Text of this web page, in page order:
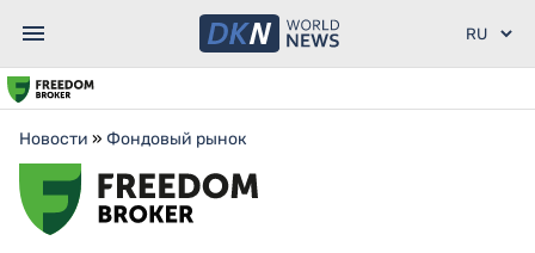
Новости » Фондовый рынок